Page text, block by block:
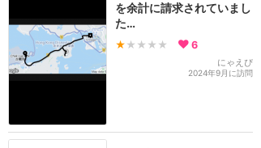
を余計に請求されていまし
た…
★ ★★★★ 6
にゃえぴ
2024年9月に訪問